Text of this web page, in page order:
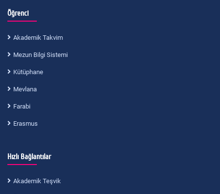
Öğrenci
Akademik Takvim
Mezun Bilgi Sistemi
Kütüphane
Mevlana
Farabi
Erasmus
Hızlı Bağlantılar
Akademik Teşvik